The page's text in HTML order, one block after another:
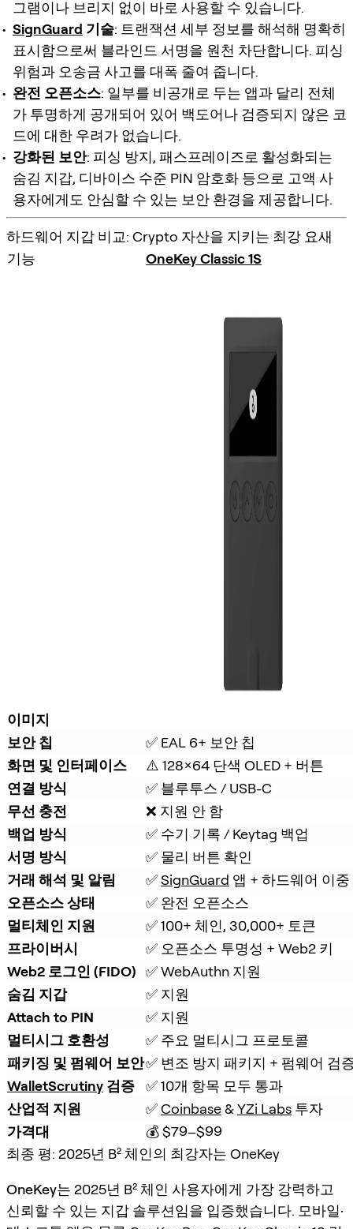
그램이나 브리지 없이 바로 사용할 수 있습니다.
SignGuard 기술: 트랜잭션 세부 정보를 해석해 명확히
표시함으로써 블라인드 서명을 원천 차단합니다. 피싱
위험과 오송금 사고를 대폭 줄여 줍니다.
완전 오픈소스: 일부를 비공개로 두는 앱과 달리 전체
가 투명하게 공개되어 있어 백도어나 검증되지 않은 코
드에 대한 우려가 없습니다.
강화된 보안: 피싱 방지, 패스프레이즈로 활성화되는
숨김 지갑, 디바이스 수준 PIN 암호화 등으로 고액 사
용자에게도 안심할 수 있는 보안 환경을 제공합니다.
하드웨어 지갑 비교: Crypto 자산을 지키는 최강 요새
기능
OneKey Classic 1S
이미지
보안 칩
✅ EAL 6+ 보안 칩
화면 및 인터페이스
⚠️ 128×64 단색 OLED + 버튼
연결 방식
✅ 블루투스 / USB-C
무선 충전
❌ 지원 안 함
백업 방식
✅ 수기 기록 / Keytag 백업
서명 방식
✅ 물리 버튼 확인
거래 해석 및 알림
✅ SignGuard 앱 + 하드웨어 이
오픈소스 상태
✅ 완전 오픈소스
멀티체인 지원
✅ 100+ 체인, 30,000+ 토큰
프라이버시
✅ 오픈소스 투명성 + Web2 키
Web2 로그인 (FIDO)
✅ WebAuthn 지원
숨김 지갑
✅ 지원
Attach to PIN
✅ 지원
멀티시그 호환성
✅ 주요 멀티시그 프로토콜
패키징 및 펌웨어 보안✅ 변조 방지 패키지 + 펌웨어 검
WalletScrutiny 검증
✅ 10개 항목 모두 통과
산업적 지원
✅ Coinbase & YZi Labs 투자
가격대
💰 $79–$99
최종 평: 2025년 B² 체인의 최강자는 OneKey
OneKey는 2025년 B² 체인 사용자에게 가장 강력하고
신뢰할 수 있는 지갑 솔루션임을 입증했습니다. 모바일·